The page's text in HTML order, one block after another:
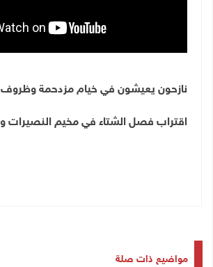
نازحون يعيشون في خيام مزدحمة
اقتراب فصل الشتاء في مخيم النصيرات
مواضيع ذات صلة